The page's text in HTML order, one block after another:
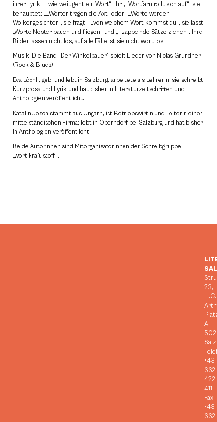
ihrer Lyrik: „…wie weit geht ein Wort“. Ihr „…Wortfarn rollt sich auf“, sie
behauptet: „…Wörter tragen die Axt“ oder „…Worte werden
Wolkengesichter“, sie fragt: „…von welchem Wort kommst du“, sie lässt
„Worte Nester bauen und fliegen“ und „…zappelnde Sätze ziehen“. Ihre
Bilder lassen nicht los, auf alle Fälle ist sie nicht wort-los.
Musik: Die Band „Der Winkelbauer“ spielt Lieder von Niclas Grundner
(Rock & Blues).
Eva Löchli, geb. und lebt in Salzburg, arbeitete als Lehrerin; sie schreibt
Kurzprosa und Lyrik und hat bisher in Literaturzeitschriften und
Anthologien veröffentlicht.
Katalin Jesch stammt aus Ungarn, ist Betriebswirtin und Leiterin einer
mittelständischen Firma; lebt in Oberndorf bei Salzburg und hat bisher
in Anthologien veröffentlicht.
Beide Autorinnen sind Mitorganisatorinnen der Schreibgruppe
„wort.kraft.stoff“.
23,
H.C.
A-
+43
662
422
411
Fax:
+43
662